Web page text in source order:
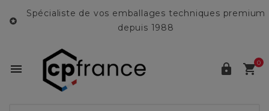

Spécialiste de vos emballages techniques premium
depuis 1988
  0